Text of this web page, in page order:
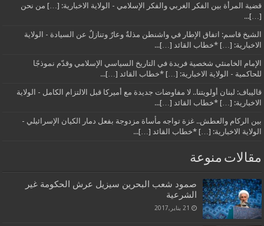
قضية المرأة بين الفكر الغربي والفكر الإسلامي - الولاية الاخبارية: […] من نحن
[…]...
الشيخ قاسم: اتفاق الإطار في واشنطن مذلةٌ وعارٌ وتنازلٌ عن السيادة - الولاية
الاخبارية: […] *خطاب القائد […]...
الإمام الخامنئي شخصية فريدة في التاريخ السياسي الإسلامي وقدّم نموذجًا
للحاكمية - الولاية الاخبارية: […] *خطاب القائد […]...
قاليباف: لبنان أولويتنا.. لا مفاوضات جديدة مع أميركا قبل الالتزام الكامل - الولاية
الاخبارية: […] *خطاب القائد […]...
بين الركام والعطش.. غزة تواجه مأساة مزدوجة بفعل دمار الكيان الإسرائيلي -
الولاية الاخبارية: […] *خطاب القائد […]...
مقالات منوعة
صمود شعب البحرين سيزيل عرش الحكومة غير
الشرعية
21 يناير,2017